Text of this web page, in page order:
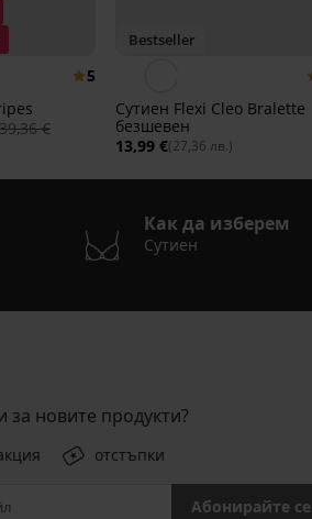
5
39,36 €
Bestseller
Сутиен Flexi Cleo Bralette
безшевен
13,99 €(27,36 лв.)
Как да изберем
Сутиен
новите продукти?
отстъпки
Абонирайте се